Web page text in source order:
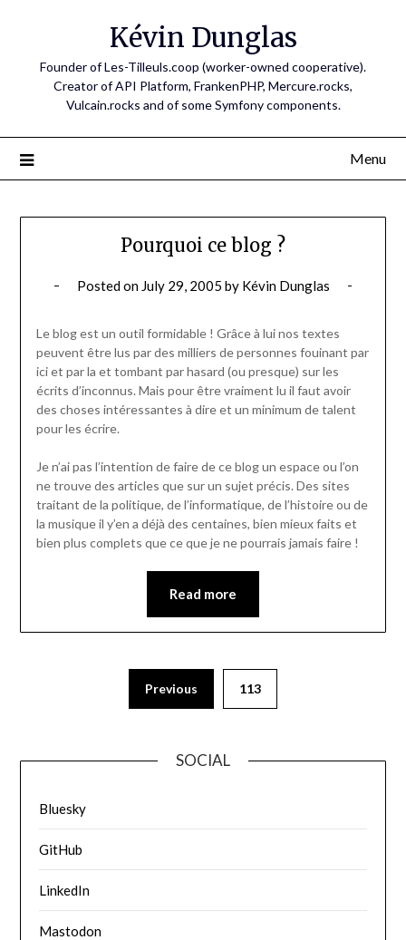
Kévin Dunglas
Founder of Les-Tilleuls.coop (worker-owned cooperative).
Creator of API Platform, FrankenPHP, Mercure.rocks,
Vulcain.rocks and of some Symfony components.
Menu
Pourquoi ce blog ?
Posted on July 29, 2005 by Kévin Dunglas
Le blog est un outil formidable ! Grâce à lui nos textes
peuvent être lus par des milliers de personnes fouinant par
ici et par la et tombant par hasard (ou presque) sur les
écrits d’inconnus. Mais pour être vraiment lu il faut avoir
des choses intéressantes à dire et un minimum de talent
pour les écrire.
Je n’ai pas l’intention de faire de ce blog un espace ou l’on
ne trouve des articles que sur un sujet précis. Des sites
traitant de la politique, de l’informatique, de l’histoire ou de
la musique il y’en a déjà des centaines, bien mieux faits et
bien plus complets que ce que je ne pourrais jamais faire !
Read more
Previous 113
SOCIAL
Bluesky
GitHub
LinkedIn
Mastodon